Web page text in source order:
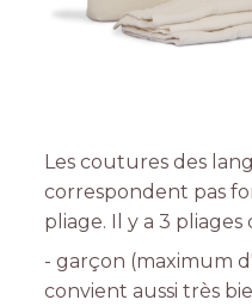
Les coutures des
correspondent pas
pliage. Il y a 3 pliages
- garçon (maximum
convient aussi très